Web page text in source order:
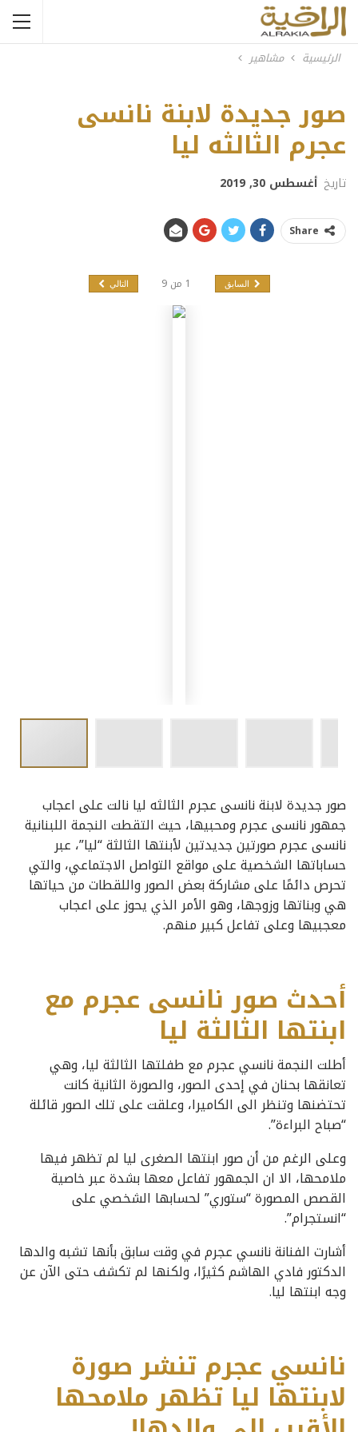
الرئيسية مشاهير
Next
صور جديدة لابنة نانسى
عجرم الثالثه ليا
تاريخ أغسطس 30, 2019
Share
السابق 1 من 9 التالي
صور جديدة لابنة نانسى عجرم الثالثه ليا نالت على اعجاب
جمهور نانسى عجرم ومحبيها، حيث التقطت النجمة اللبنانية
نانسى عجرم صورتين جديدتين لأبنتها الثالثة “ليا”، عبر
حساباتها الشخصية على مواقع التواصل ‏الاجتماعي، والتي
تحرص دائمًا على مشاركة بعض الصور واللقطات من حياتها
هي وبناتها وزوجها، وهو الأمر الذي يحوز على اعجاب
معجبيها وعلى تفاعل كبير منهم.
أحدث صور نانسى عجرم مع
ابنتها الثالثة ليا
أطلت النجمة نانسي عجرم مع طفلتها الثالثة ليا، وهي
تعانقها بحنان في إحدى الصور، والصورة الثانية كانت
تحتضنها وتنظر الى الكاميرا، وعلقت على تلك الصور قائلة
“صباح البراءة”.
وعلى الرغم من أن صور ابنتها الصغرى ‏ليا لم تظهر فيها
ملامحها، الا ان الجمهور تفاعل معها بشدة عبر خاصية
القصص المصورة “ستوري” لحسابها الشخصي على
“انستجرام”.
أشارت الفنانة نانسي عجرم في وقت سابق بأنها تشبه والدها
الدكتور فادي الهاشم كثيرًا، ولكنها لم تكشف حتى الآن عن
وجه ابنتها ليا.
نانسي عجرم تنشر صورة
لابنتها ليا تظهر ملامحها